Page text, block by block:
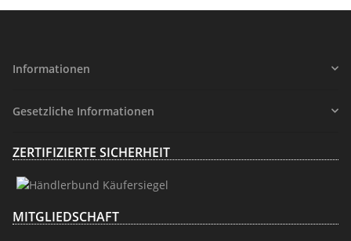
Informationen
Gesetzliche Informationen
ZERTIFIZIERTE SICHERHEIT
MITGLIEDSCHAFT